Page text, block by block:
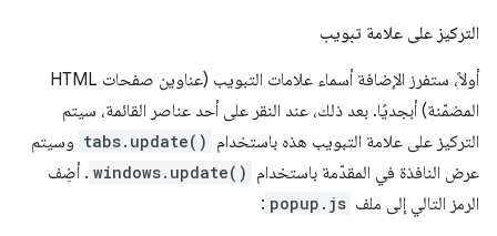
التركيز على علامة تبويب
أولاً، ستفرز الإضافة أسماء علامات التبويب (عناوين صفحات HTML
المضمّنة) أبجديًا. بعد ذلك، عند النقر على أحد عناصر القائمة، سيتم
التركيز على علامة التبويب هذه باستخدام tabs.update() وسيتم
عرض النافذة في المقدّمة باستخدام windows.update() . أضِف
الرمز التالي إلى ملف popup.js
: